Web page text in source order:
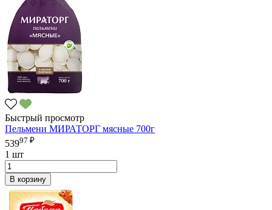
Быстрый просмотр
Пельмени МИРАТОРГ мясные 700г
53997 ₽
1 шт
В корзину